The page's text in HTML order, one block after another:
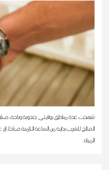
شهدت عدة مناطق بولايتي جندوبة وباجة، صباح
الصالح للشرب بداية من الساعة الثامنة
المياه.